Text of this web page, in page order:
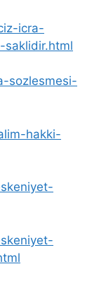
icra-
sozlesmesi-
hakki-